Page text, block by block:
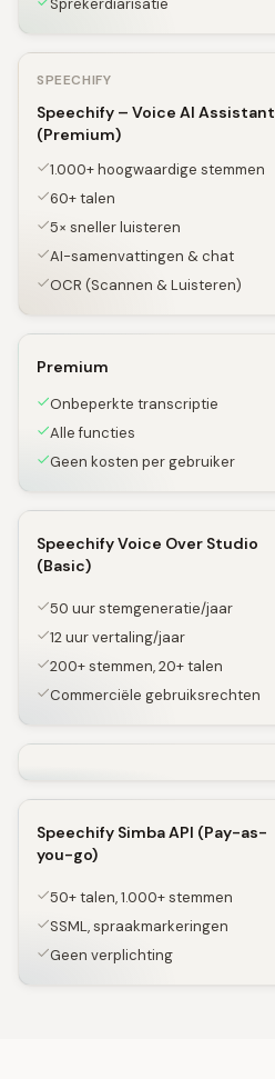
Sprekerdiarisatie
SPEECHIFY
Speechify – Voice AI Assistant
(Premium)
1.000+ hoogwaardige stemmen
60+ talen
5× sneller luisteren
AI-samenvattingen & chat
OCR (Scannen & Luisteren)
Premium
Onbeperkte transcriptie
Alle functies
Geen kosten per gebruiker
Speechify Voice Over Studio
(Basic)
50 uur stemgeneratie/jaar
12 uur vertaling/jaar
200+ stemmen, 20+ talen
Commerciële gebruiksrechten
Speechify Simba API (Pay-as-
you-go)
50+ talen, 1.000+ stemmen
SSML, spraakmarkeringen
Geen verplichting